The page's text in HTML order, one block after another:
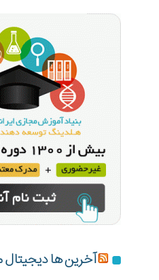
آخرین ها دیجیتال